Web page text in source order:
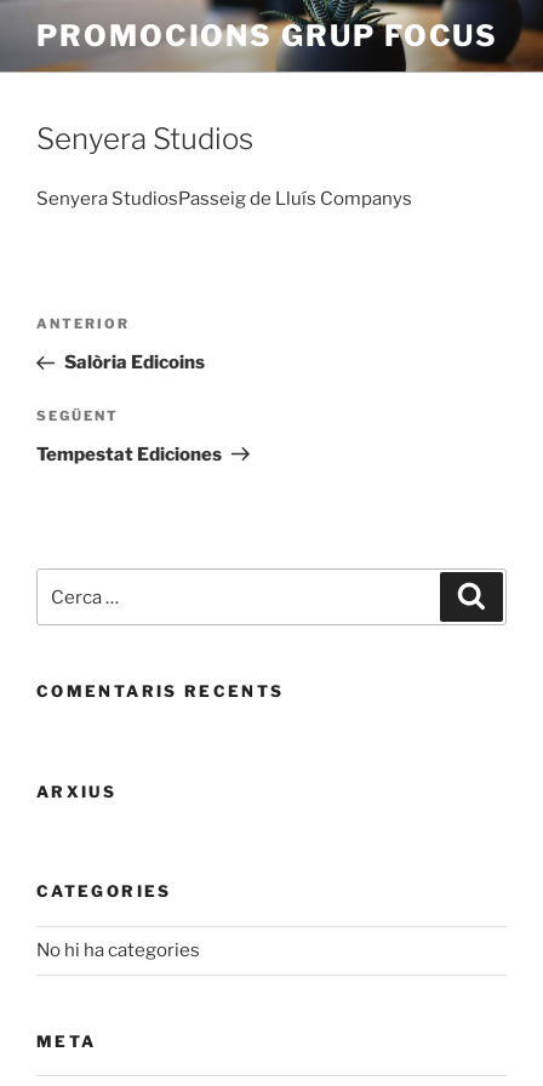
contingut
PROMOCIONS GRUP FOCUS
Senyera Studios
Senyera StudiosPasseig de Lluís Companys
Navegació
Entrada
anterior
ANTERIOR
Salòria Edicoins
Entrada
següent
SEGÜENT
Tempestat Ediciones
COMENTARIS RECENTS
ARXIUS
CATEGORIES
No hi ha categories
META